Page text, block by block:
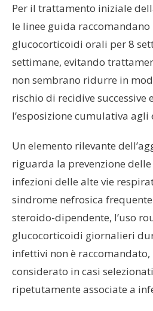
Per il trattamento iniziale
le linee guida raccomandano
glucocorticoidi orali per 8
settimane, evitando
non sembrano ridurre in
rischio di recidive successive
l’esposizione cumulativa agli
Un elemento rilevante
riguarda la prevenzione
infezioni delle alte vie
sindrome nefrosica
steroido-dipendente, l’uso
glucocorticoidi giornalieri
infettivi non è
considerato in casi
ripetutamente associate a